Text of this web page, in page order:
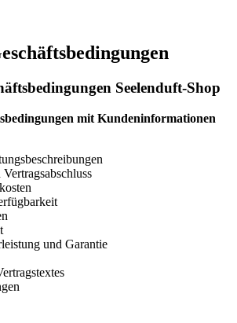
Seelenduft-Shop
mit Kundeninformationen
und Garantie